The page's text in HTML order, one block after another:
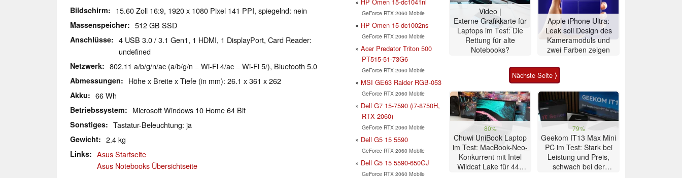
Bildschirm 15.60 Zoll 16:9, 1920 x 1080 Pixel 141 PPI, spiegelnd: nein
Massenspeicher 512 GB SSD
Anschlüsse
4 USB 3.0 / 3.1 Gen1, 1 HDMI, 1 DisplayPort, Card Reader:
undefined
Netzwerk 802.11 a/b/g/n/ac (a/b/g/n = Wi-Fi 4/ac = Wi-Fi 5/), Bluetooth 5.0
Abmessungen Höhe x Breite x Tiefe (in mm): 26.1 x 361 x 262
Akku 66 Wh
Betriebssystem Microsoft Windows 10 Home 64 Bit
Sonstiges Tastatur-Beleuchtung: ja
Gewicht 2.4 kg
Links
Asus Startseite
Asus Notebooks Übersichtseite
GeForce RTX 2060 Mobile
HP Omen 15-dc1002ns
GeForce RTX 2060 Mobile
Acer Predator Triton 500
PT515-51-73G6
GeForce RTX 2060 Mobile
MSI GE63 Raider RGB-053
GeForce RTX 2060 Mobile
Dell G7 15-7590 (i7-8750H,
RTX 2060)
GeForce RTX 2060 Mobile
Dell G5 15 5590
GeForce RTX 2060 Mobile
Dell G5 15 5590-650GJ
GeForce RTX 2060 Mobile
Video |
Externe Grafikkarte für
Laptops im Test: Die
Rettung für alte
Notebooks?
Apple iPhone Ultra:
Leak soll Design des
Kameramoduls und
zwei Farben zeigen
Nächste Seite ⟩
80%
Chuwi UniBook Laptop
im Test: MacBook-Neo-
Konkurrent mit Intel
Wildcat Lake für 449
79%
Geekom IT13 Max Mini
PC im Test: Stark bei
Leistung und Preis,
schwach bei der